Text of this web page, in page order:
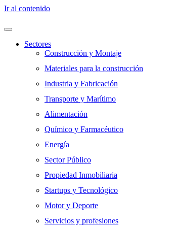
Ir al contenido
Sectores
Construcción y Montaje
Materiales para la construcción
Industria y Fabricación
Transporte y Marítimo
Alimentación
Químico y Farmacéutico
Energía
Sector Público
Propiedad Inmobiliaria
Startups y Tecnológico
Motor y Deporte
Servicios y profesiones